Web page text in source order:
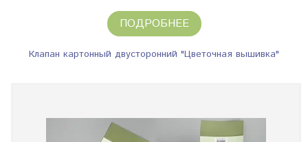
ПОДРОБНЕЕ
Клапан картонный двусторонний "Цветочная вышивка"